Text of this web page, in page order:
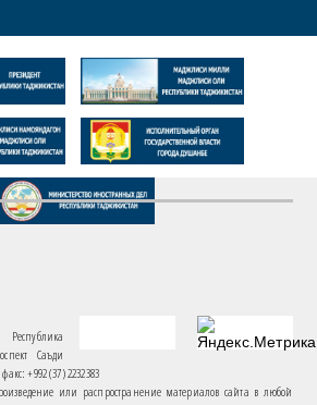
Саъди
+992 (37) 2232383
или распространение материалов сайта в любой